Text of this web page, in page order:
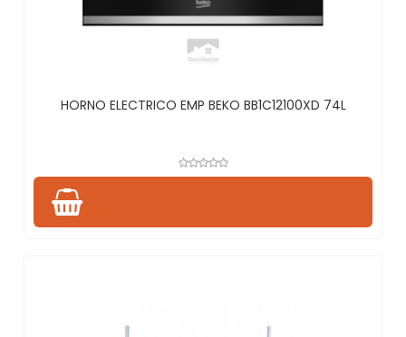
HORNO ELECTRICO EMP BEKO BB1C12100XD 74L